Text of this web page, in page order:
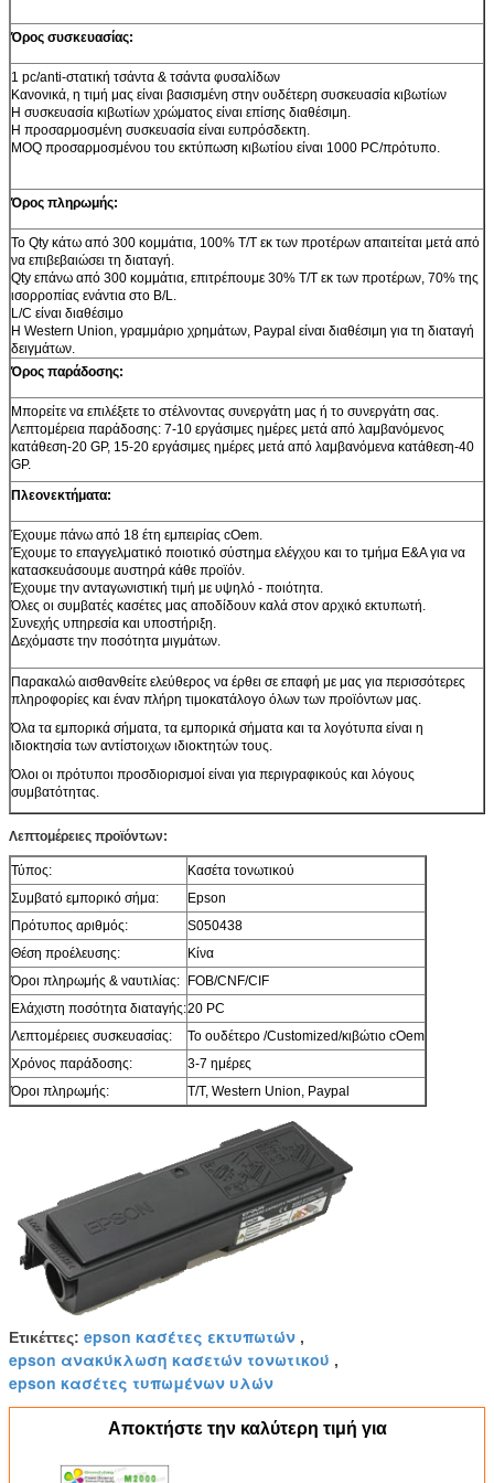
Όρος συσκευασίας:
1 pc/anti-στατική τσάντα & τσάντα φυσαλίδων
Κανονικά, η τιμή μας είναι βασισμένη στην ουδέτερη συσκευασία κιβωτίων
Η συσκευασία κιβωτίων χρώματος είναι επίσης διαθέσιμη.
Η προσαρμοσμένη συσκευασία είναι ευπρόσδεκτη.
MOQ προσαρμοσμένου του εκτύπωση κιβωτίου είναι 1000 PC/πρότυπο.
Όρος πληρωμής:
Το Qty κάτω από 300 κομμάτια, 100% T/T εκ των προτέρων απαιτείται μετά από
να επιβεβαιώσει τη διαταγή.
Qty επάνω από 300 κομμάτια, επιτρέπουμε 30% T/T εκ των προτέρων, 70% της
ισορροπίας ενάντια στο B/L.
L/C είναι διαθέσιμο
Η Western Union, γραμμάριο χρημάτων, Paypal είναι διαθέσιμη για τη διαταγή
δειγμάτων.
Όρος παράδοσης:
Μπορείτε να επιλέξετε το στέλνοντας συνεργάτη μας ή το συνεργάτη σας.
Λεπτομέρεια παράδοσης: 7-10 εργάσιμες ημέρες μετά από λαμβανόμενος
κατάθεση-20 GP, 15-20 εργάσιμες ημέρες μετά από λαμβανόμενα κατάθεση-40
GP.
Πλεονεκτήματα:
Έχουμε πάνω από 18 έτη εμπειρίας cOem.
Έχουμε το επαγγελματικό ποιοτικό σύστημα ελέγχου και το τμήμα Ε&Α για να
κατασκευάσουμε αυστηρά κάθε προϊόν.
Έχουμε την ανταγωνιστική τιμή με υψηλό - ποιότητα.
Όλες οι συμβατές κασέτες μας αποδίδουν καλά στον αρχικό εκτυπωτή.
Συνεχής υπηρεσία και υποστήριξη.
Δεχόμαστε την ποσότητα μιγμάτων.
Παρακαλώ αισθανθείτε ελεύθερος να έρθει σε επαφή με μας για περισσότερες
πληροφορίες και έναν πλήρη τιμοκατάλογο όλων των προϊόντων μας.
Όλα τα εμπορικά σήματα, τα εμπορικά σήματα και τα λογότυπα είναι η
ιδιοκτησία των αντίστοιχων ιδιοκτητών τους.
Όλοι οι πρότυποι προσδιορισμοί είναι για περιγραφικούς και λόγους
συμβατότητας.
Λεπτομέρειες προϊόντων:
Τύπος:
Κασέτα τονωτικού
Συμβατό εμπορικό σήμα:
Epson
Πρότυπος αριθμός:
S050438
Θέση προέλευσης:
Κίνα
Όροι πληρωμής & ναυτιλίας: FOB/CNF/CIF
Ελάχιστη ποσότητα διαταγής:20 PC
Λεπτομέρειες συσκευασίας:
Το ουδέτερο /Customized/κιβώτιο cOem
Χρόνος παράδοσης:
3-7 ημέρες
Όροι πληρωμής:
T/T, Western Union, Paypal
Ετικέττες: epson κασέτες εκτυπωτών ,
epson ανακύκλωση κασετών τονωτικού ,
epson κασέτες τυπωμένων υλών
Αποκτήστε την καλύτερη τιμή για